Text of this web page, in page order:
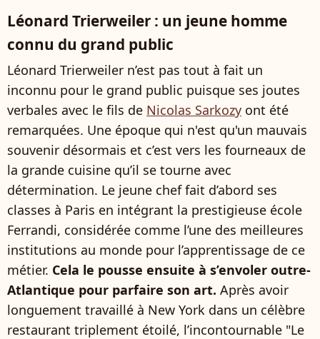
Léonard Trierweiler : un jeune homme
connu du grand public
Léonard Trierweiler n’est pas tout à fait un
inconnu pour le grand public puisque ses joutes
verbales avec le fils de Nicolas Sarkozy ont été
remarquées. Une époque qui n'est qu'un mauvais
souvenir désormais et c’est vers les fourneaux de
la grande cuisine qu’il se tourne avec
détermination. Le jeune chef fait d’abord ses
classes à Paris en intégrant la prestigieuse école
Ferrandi, considérée comme l’une des meilleures
institutions au monde pour l’apprentissage de ce
métier. Cela le pousse ensuite à s’envoler outre-
Atlantique pour parfaire son art. Après avoir
longuement travaillé à New York dans un célèbre
restaurant triplement étoilé, l’incontournable "Le